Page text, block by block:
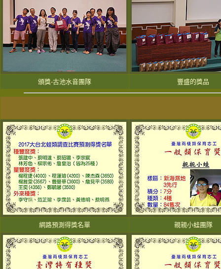
頒獎-古池水音團隊 豐盛的獎品
網路預測得獎名單 親親小蛙團隊